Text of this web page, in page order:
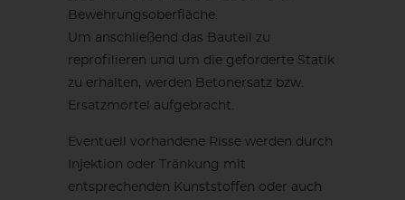
Bewehrungsoberfläche.
Um anschließend das Bauteil zu
reprofilieren und um die geforderte Statik
zu erhalten, werden Betonersatz bzw.
Ersatzmörtel aufgebracht.
Eventuell vorhandene Risse werden durch
Injektion oder Tränkung mit
entsprechenden Kunststoffen oder auch